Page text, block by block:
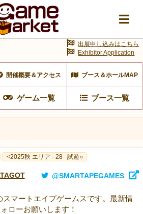
開催概要＆アクセス ブース＆ホールMAP
ゲーム一覧 ブース一覧
出展申し込みはこちら
Exhibitor Application
<2025秋 エリア - 28 試遊○
@SMARTAPEGAMES
マートエイプゲームスです。最新情
ローお願いします！